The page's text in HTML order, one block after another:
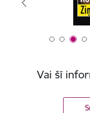
Vai šī